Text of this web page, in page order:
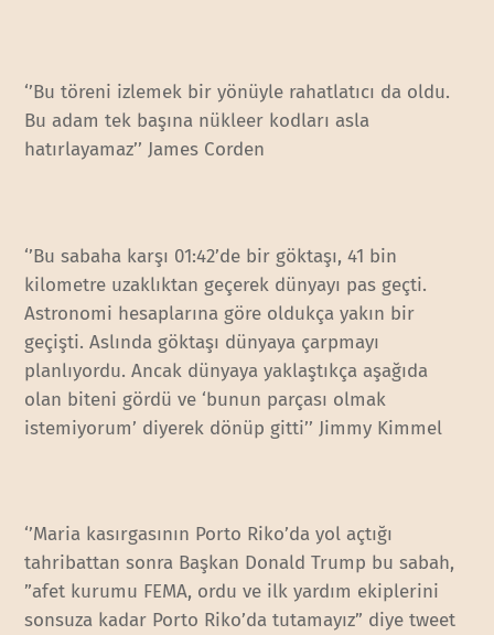
‘’Bu töreni izlemek bir yönüyle rahatlatıcı da oldu.
Bu adam tek başına nükleer kodları asla
hatırlayamaz’’ James Corden
‘’Bu sabaha karşı 01:42’de bir göktaşı, 41 bin
kilometre uzaklıktan geçerek dünyayı pas geçti.
Astronomi hesaplarına göre oldukça yakın bir
geçişti. Aslında göktaşı dünyaya çarpmayı
planlıyordu. Ancak dünyaya yaklaştıkça aşağıda
olan biteni gördü ve ‘bunun parçası olmak
istemiyorum’ diyerek dönüp gitti’’ Jimmy Kimmel
‘’Maria kasırgasının Porto Riko’da yol açtığı
tahribattan sonra Başkan Donald Trump bu sabah,
”afet kurumu FEMA, ordu ve ilk yardım ekiplerini
sonsuza kadar Porto Riko’da tutamayız” diye tweet